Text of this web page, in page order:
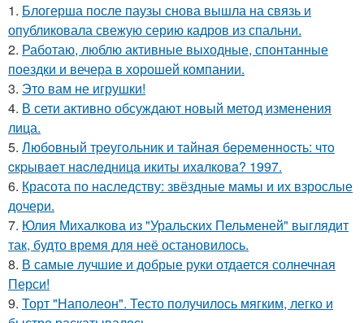
1. Блогерша после паузы снова вышла на связь и
опубликовала свежую серию кадров из спальни.
2. Работаю, люблю активные выходные, спонтанные
поездки и вечера в хорошей компании.
3. Это вам не игрушки!
4. В сети активно обсуждают новый метод изменения
лица.
5. Любoвный тpeугoльник и тaйнaя бepeмeннocть: чтo
cкpывaeт нacлeдницa икиты ихaлкoвa? 1997.
6. Красота по наследству: звёздные мамы и их взрослые
дочери.
7. Юлия Михалкова из "Уральских Пельменей" выглядит
так, будто время для неё остановилось.
8. В самые лучшие и добрые руки отдается солнечная
Перси!
9. Торт "Наполеон". Тесто получилось мягким, легко и